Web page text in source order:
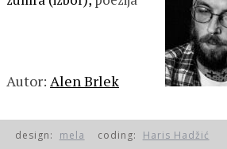
Autor: Alen Brlek
design: mela coding: Haris Hadžić